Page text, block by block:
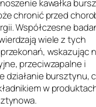
kawałka
chronić przed
Współczesne
wiele z tych
wskazując
przeciwzapalne i
działanie bursztynu,
w